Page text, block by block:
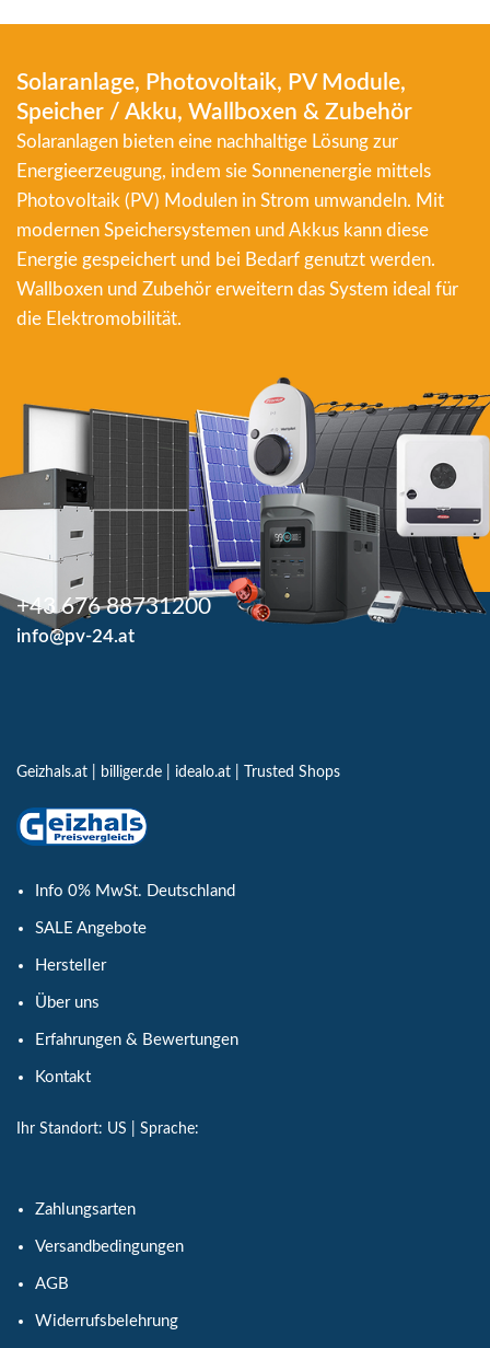
Solaranlage, Photovoltaik, PV Module,
Speicher / Akku, Wallboxen & Zubehör
Solaranlagen bieten eine nachhaltige Lösung zur
Energieerzeugung, indem sie Sonnenenergie mittels
Photovoltaik (PV) Modulen in Strom umwandeln. Mit
modernen Speichersystemen und Akkus kann diese
Energie gespeichert und bei Bedarf genutzt werden.
Wallboxen und Zubehör erweitern das System ideal für
die Elektromobilität.
+43 676 88731200
info@pv-24.at
Geizhals.at billiger.de idealo.at Trusted Shops
Info 0% MwSt. Deutschland
SALE Angebote
Hersteller
Über uns
Erfahrungen & Bewertungen
Kontakt
Ihr Standort: US | Sprache:
Zahlungsarten
Versandbedingungen
AGB
Widerrufsbelehrung